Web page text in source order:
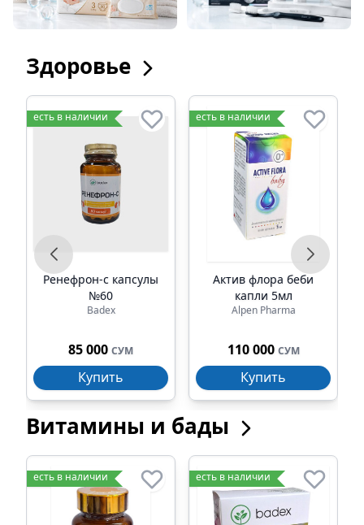
Здоровье
есть в наличии
Ренефрон-с капсулы
№60
Badex
85 000 СУМ
Купить
есть в наличии
Актив флора беби
капли 5мл
Alpen Pharma
110 000 СУМ
Купить
Витамины и бады
есть в наличии есть в наличии